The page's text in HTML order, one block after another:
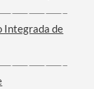
Integrada de